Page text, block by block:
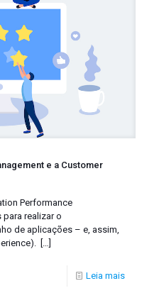
e a Customer
Performance
realizar o
de aplicações – e, assim,
Leia mais